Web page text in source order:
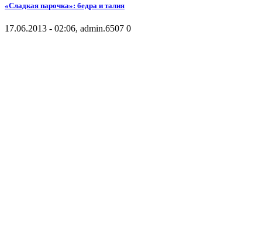
«Сладкая парочка»: бедра и талия
17.06.2013 - 02:06, admin.6507 0